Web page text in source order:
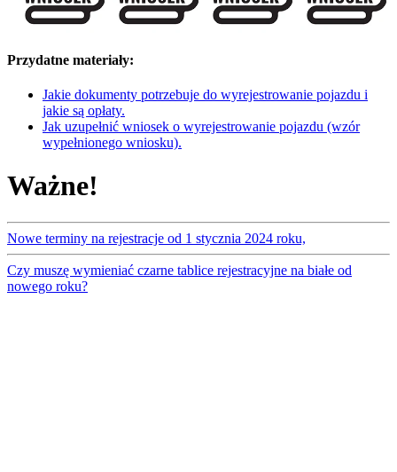
Przydatne materiały:
Jakie dokumenty potrzebuje do wyrejestrowanie pojazdu i
jakie są opłaty.
Jak uzupełnić wniosek o wyrejestrowanie pojazdu (wzór
wypełnionego wniosku).
Ważne!
Nowe terminy na rejestracje od 1 stycznia 2024 roku,
Czy muszę wymieniać czarne tablice rejestracyjne na białe od
nowego roku?